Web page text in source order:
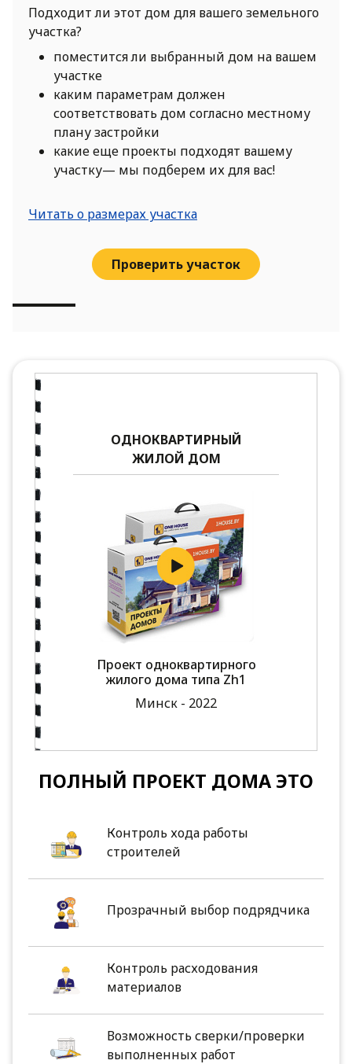
Подходит ли этот дом для вашего земельного
участка?
поместится ли выбранный дом на вашем
участке
каким параметрам должен
соответствовать дом согласно местному
плану застройки
какие еще проекты подходят вашему
участку— мы подберем их для вас!
Читать о размерах участка
Проверить участок
ОДНОКВАРТИРНЫЙ
ЖИЛОЙ ДОМ
Проект одноквартирного
жилого дома типа Zh1
Минск - 2022
ПОЛНЫЙ ПРОЕКТ ДОМА ЭТО
Контроль хода работы
строителей
Прозрачный выбор подрядчика
Контроль расходования
материалов
Возможность сверки/проверки
выполненных работ